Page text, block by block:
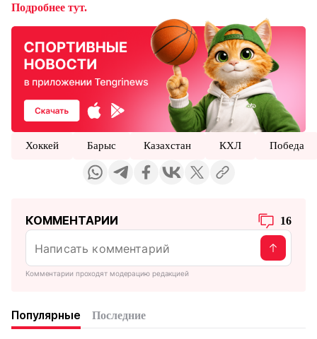
Подробнее тут.
Хоккей Барыс Казахстан КХЛ Победа
КОММЕНТАРИИ 16
Комментарии проходят модерацию редакцией
Популярные Последние